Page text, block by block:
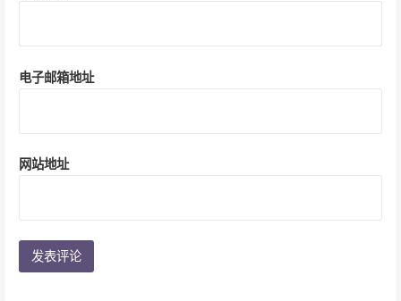
电子邮箱地址
网站地址